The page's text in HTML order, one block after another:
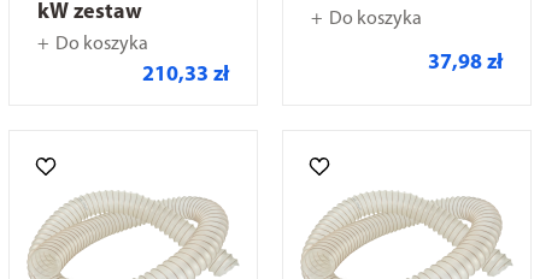
kW zestaw
Do koszyka
210,33 zł
Do koszyka
37,98 zł